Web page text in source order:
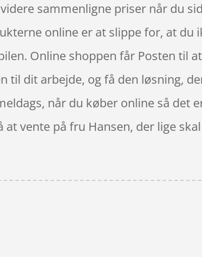
sammenligne priser når du
online er at slippe for, at du
Online shoppen får Posten til
til dit arbejde, og få den løsning,
når du køber online så det
vente på fru Hansen, der lige